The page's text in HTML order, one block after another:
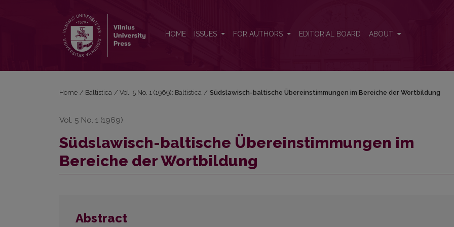
HOME ISSUES FOR AUTHORS EDITORIAL BOARD ABOUT
Home / Baltistica / Vol. 5 No. 1 (1969): Baltistica / Südslawisch-baltische Übereinstimmungen im Bereiche der Wortbildung
Vol. 5 No. 1 (1969)
Südslawisch-baltische Übereinstimmungen im
Bereiche der Wortbildung
Abstract